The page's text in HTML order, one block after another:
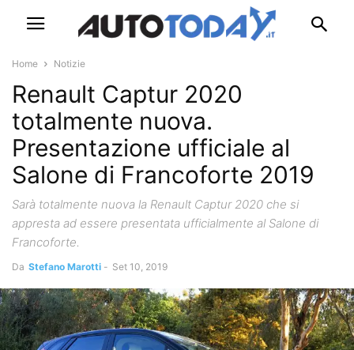
Home Notizie
Renault Captur 2020
totalmente nuova.
Presentazione ufficiale al
Salone di Francoforte 2019
Sarà totalmente nuova la Renault Captur 2020 che si
appresta ad essere presentata ufficialmente al Salone di
Francoforte.
Da Stefano Marotti - Set 10, 2019